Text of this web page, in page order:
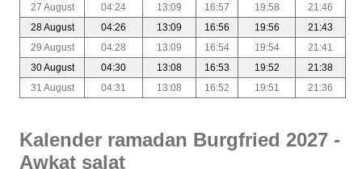
27 August
04:24 13:09 16:57 19:58
21:46
28 August
04:26 13:09 16:56 19:56
21:43
29 August
04:28 13:09 16:54 19:54
21:41
30 August
04:30 13:08 16:53 19:52
21:38
31 August
04:31 13:08 16:52 19:51 21:36
Kalender ramadan Burgfried 2027 -
Awkat salat